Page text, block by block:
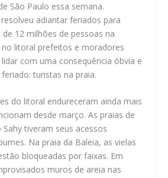
São Paulo essa semana.
adiantar feriados para
12 milhões de pessoas na
no litoral prefeitos e moradores
com uma consequência óbvia e
turistas na praia.
do litoral endureceram ainda mais
desde março. As praias de
Sahy tiveram seus acessos
Na praia da Baleia, as vielas
bloqueadas por faixas. Em
muros de areia nas